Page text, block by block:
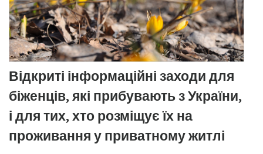
Відкриті інформаційні заходи для
біженців, які прибувають з України,
і для тих, хто розміщує їх на
проживання у приватному житлі